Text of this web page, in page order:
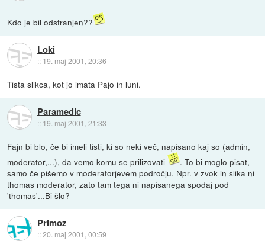
Kdo je bil odstranjen??
Loki
:: 19. maj 2001, 20:36
Tista slikca, kot jo imata Pajo in luni.
Paramedic
:: 19. maj 2001, 21:33
Fajn bi blo, če bi imeli tisti, ki so neki več, napisano kaj so (admin,
moderator,...), da vemo komu se prilizovati
. To bi moglo pisat,
samo če pišemo v moderatorjevem področju. Npr. v zvok in slika ni
thomas moderator, zato tam tega ni napisanega spodaj pod
'thomas'...Bi šlo?
Primoz
::20. maj 2001, 00:59